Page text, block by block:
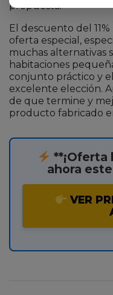
propuesta.
El descuento del
oferta especial,
muchas alternativas
habitaciones
conjunto práctico y
excelente elección.
de que termine y
producto fabricado
ahora
VER